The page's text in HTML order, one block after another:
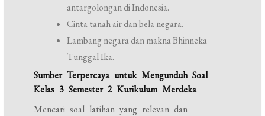
antargolongan di Indonesia.
Cinta tanah air dan bela negara.
Lambang negara dan makna Bhinneka
Tunggal Ika.
Sumber Terpercaya untuk Mengunduh Soal
Kelas 3 Semester 2 Kurikulum Merdeka
Mencari soal latihan yang relevan dan